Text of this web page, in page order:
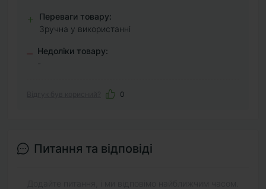
+
Переваги товару:
Зручна у використанні
– Недоліки товару:
-
0
Питання та відповіді